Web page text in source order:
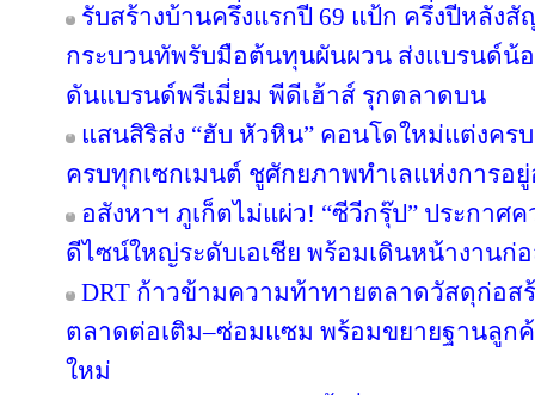
รับสร้างบ้านครึ่งแรกปี 69 แป้ก ครึ่งปีหลั
กระบวนทัพรับมือต้นทุนผันผวน ส่งแบรนด์น้
ดันแบรนด์พรีเมี่ยม พีดีเฮ้าส์ รุกตลาดบน
แสนสิริส่ง “ฮับ หัวหิน” คอนโดใหม่แต่งคร
ครบทุกเซกเมนต์ ชูศักยภาพทำเลแห่งการอ
อสังหาฯ ภูเก็ตไม่แผ่ว! “ซีวีกรุ๊ป” ประกาศค
ดีไซน์ใหญ่ระดับเอเชีย พร้อมเดินหน้างานก่อ
DRT ก้าวข้ามความท้าทายตลาดวัสดุก่อสร้
ตลาดต่อเติม–ซ่อมแซม พร้อมขยายฐานลูก
ใหม่